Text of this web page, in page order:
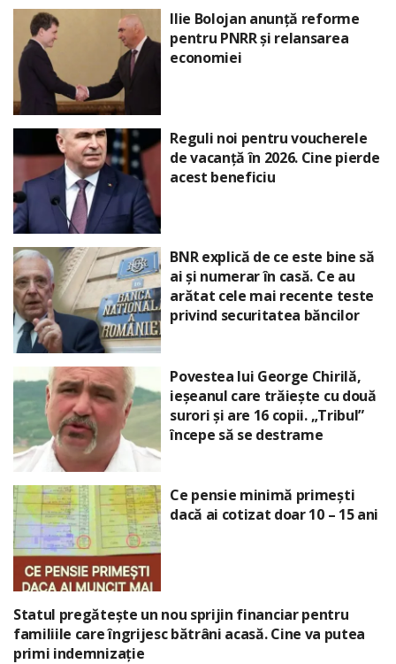
Ilie Bolojan anunță reforme
pentru PNRR și relansarea
economiei
Reguli noi pentru voucherele
de vacanță în 2026. Cine pierde
acest beneficiu
BNR explică de ce este bine să
ai și numerar în casă. Ce au
arătat cele mai recente teste
privind securitatea băncilor
Povestea lui George Chirilă,
ieșeanul care trăiește cu două
surori și are 16 copii. „Tribul”
începe să se destrame
Ce pensie minimă primești
dacă ai cotizat doar 10 – 15 ani
Statul pregătește un nou sprijin financiar pentru
familiile care îngrijesc bătrâni acasă. Cine va putea
primi indemnizație